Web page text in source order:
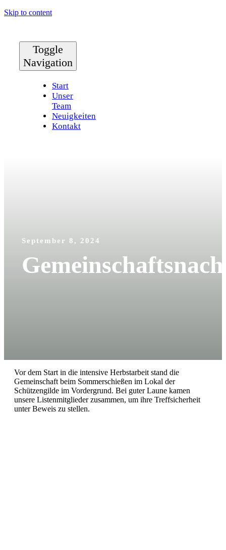
Skip to content
Toggle
Navigation
Start
Unser
Team
Neuigkeiten
Kontakt
September 8, 2024
Vor dem Start in die intensive Herbstarbeit stand die
Gemeinschaft beim Sommerschießen im Lokal der
Schützengilde im Vordergrund. Bei guter Laune kamen
unsere Listenmitglieder zusammen, um ihre Treffsicherheit
unter Beweis zu stellen.